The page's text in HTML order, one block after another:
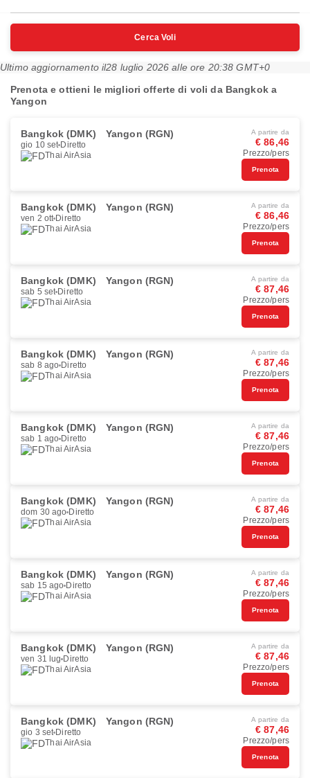
Cerca Voli
Ultimo aggiornamento il28 luglio 2026 alle ore 20:38 GMT+0
Prenota e ottieni le migliori offerte di voli da Bangkok a
Yangon
Bangkok (DMK) Yangon (RGN)
gio 10 set Diretto
Thai AirAsia
A partire da
€ 86,46
Prezzo/pers
Prenota
Bangkok (DMK) Yangon (RGN)
ven 2 ott Diretto
Thai AirAsia
A partire da
€ 86,46
Prezzo/pers
Prenota
Bangkok (DMK) Yangon (RGN)
sab 5 set Diretto
Thai AirAsia
A partire da
€ 87,46
Prezzo/pers
Prenota
Bangkok (DMK) Yangon (RGN)
sab 8 ago Diretto
Thai AirAsia
A partire da
€ 87,46
Prezzo/pers
Prenota
Bangkok (DMK) Yangon (RGN)
sab 1 ago Diretto
Thai AirAsia
A partire da
€ 87,46
Prezzo/pers
Prenota
Bangkok (DMK) Yangon (RGN)
dom 30 ago Diretto
Thai AirAsia
A partire da
€ 87,46
Prezzo/pers
Prenota
Bangkok (DMK) Yangon (RGN)
sab 15 ago Diretto
Thai AirAsia
A partire da
€ 87,46
Prezzo/pers
Prenota
Bangkok (DMK) Yangon (RGN)
ven 31 lug Diretto
Thai AirAsia
A partire da
€ 87,46
Prezzo/pers
Prenota
Bangkok (DMK) Yangon (RGN)
gio 3 set Diretto
Thai AirAsia
A partire da
€ 87,46
Prezzo/pers
Prenota